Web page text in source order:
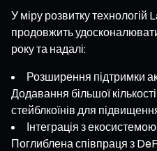
У міру розвитку
продовжить
року та надалі:
Розширення підтримки
Додавання більшої
стейблкоїнів для
Інтеграція з екосистемою
Поглиблена співпраця з